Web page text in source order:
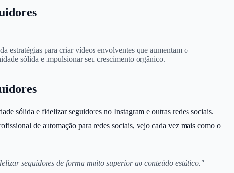
estratégias para criar vídeos envolventes que aumentam o
sólida e impulsionar seu crescimento orgânico.
sólida e fidelizar seguidores no Instagram e outras redes sociais.
de automação para redes sociais, vejo cada vez mais como o
seguidores de forma muito superior ao conteúdo estático."